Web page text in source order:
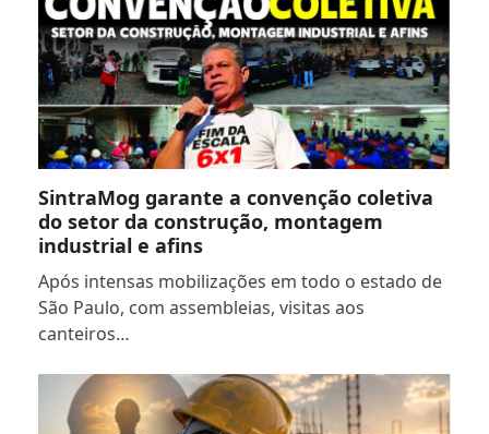
SintraMog garante a convenção coletiva
do setor da construção, montagem
industrial e afins
Após intensas mobilizações em todo o estado de
São Paulo, com assembleias, visitas aos
canteiros…